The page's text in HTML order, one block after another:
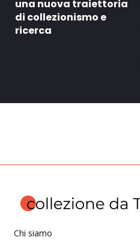
una nuova traiettoria
di collezionismo e
ricerca
Chi siamo